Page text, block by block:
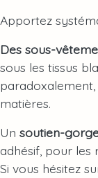
Apportez
Des sous-
sous les tissus
matières.
Un soutien-
adhésif, pour les
Si vous hésitez